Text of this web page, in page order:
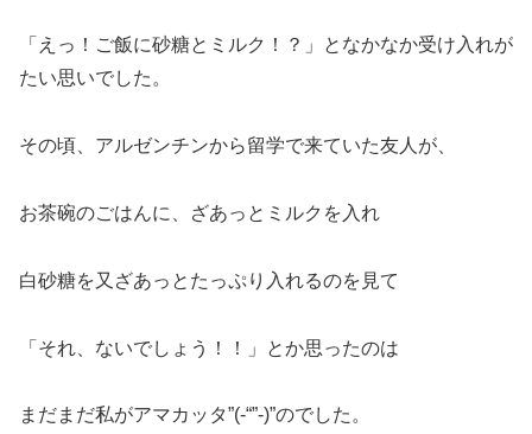
「えっ！ご飯に砂糖とミルク！？」となかなか受け入れが
たい思いでした。
その頃、アルゼンチンから留学で来ていた友人が、
お茶碗のごはんに、ざあっとミルクを入れ
白砂糖を又ざあっとたっぷり入れるのを見て
「それ、ないでしょう！！」とか思ったのは
まだまだ私がアマカッタ”(-“”-)”のでした。